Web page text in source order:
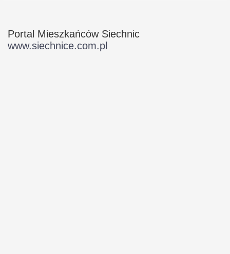
Portal Mieszkańców Siechnic
www.siechnice.com.pl